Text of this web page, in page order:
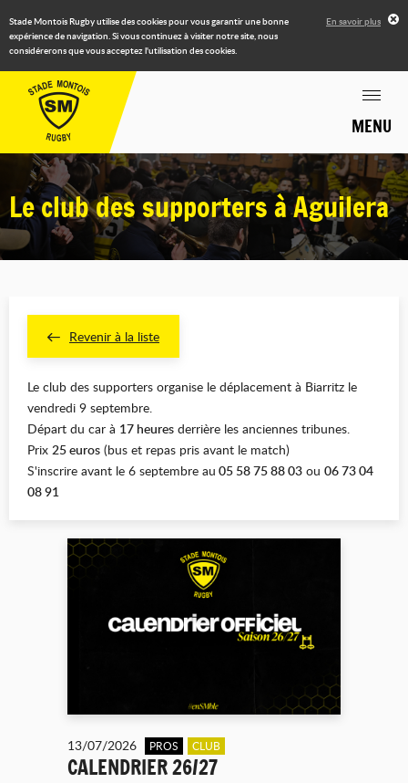
Stade Montois Rugby utilise des cookies pour vous garantir une bonne
expérience de navigation. Si vous continuez à visiter notre site, nous
considérerons que vous acceptez l'utilisation des cookies.
En savoir plus
MENU
Le club des supporters à Aguilera
Revenir à la liste
Le club des supporters organise le déplacement à Biarritz le
vendredi 9 septembre.
Départ du car à 17 heures derrière les anciennes tribunes.
Prix 25 euros (bus et repas pris avant le match)
S'inscrire avant le 6 septembre au 05 58 75 88 03 ou 06 73 04
08 91
13/07/2026 PROS CLUB
CALENDRIER 26/27